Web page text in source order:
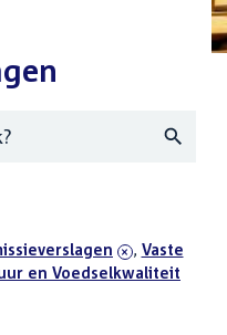
, verwijder
filter
Vaste
en Voedselkwaliteit